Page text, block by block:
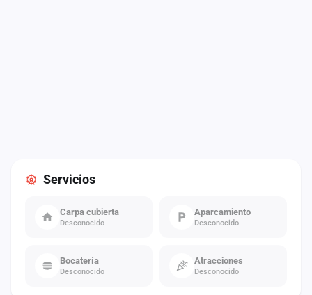
Servicios
Carpa cubierta
Desconocido
Aparcamiento
Desconocido
Bocatería
Desconocido
Atracciones
Desconocido